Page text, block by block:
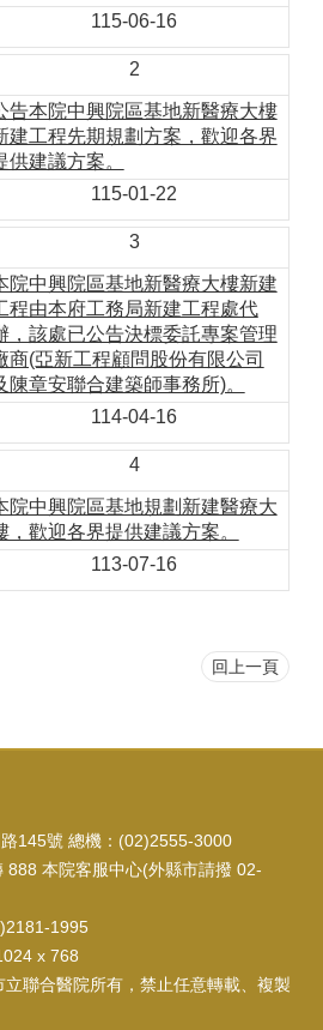
115-06-16
2
告本院中興院區基地新醫療大樓
建工程先期規劃方案，歡迎各界
供建議方案。
115-01-22
3
院中興院區基地新醫療大樓新建
程由本府工務局新建工程處代
，該處已公告決標委託專案管理
商(亞新工程顧問股份有限公司
陳章安聯合建築師事務所)。
114-04-16
4
院中興院區基地規劃新建醫療大
，歡迎各界提供建議方案。
113-07-16
回上一頁
145號 總機：(02)2555-3000
888 本院客服中心(外縣市請撥 02-
1995
x 768
聯合醫院所有，禁止任意轉載、複製